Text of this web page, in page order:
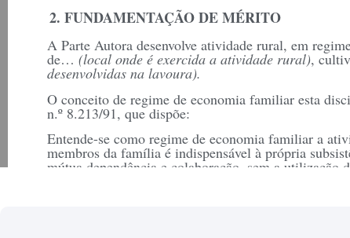
2. FUNDAMENTAÇÃO DE MÉRITO
A Parte Autora desenvolve atividade rural, em
de… (local onde é exercida a atividade rural),
desenvolvidas na lavoura).
O conceito de regime de economia familiar esta
n.º 8.213/91, que dispõe:
Entende-se como regime de economia familiar a
membros da família é indispensável à própria
mútua dependência e colaboração, sem a utilização